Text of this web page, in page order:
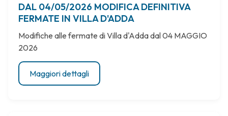
DAL 04/05/2026 MODIFICA DEFINITIVA
FERMATE IN VILLA D'ADDA
Modifiche alle fermate di Villa d'Adda dal 04 MAGGIO
2026
Maggiori dettagli